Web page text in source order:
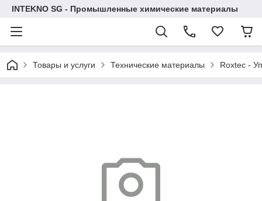
INTEKNO SG - Промышленные химические материалы
Товары и услуги Технические материалы Roxtec -